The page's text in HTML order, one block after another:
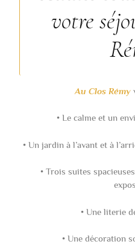
votre
Au Clos Rémy
• Le calme et un
• Un jardin à l’avant et à
• Trois suites
• Une literie
• Une décoration